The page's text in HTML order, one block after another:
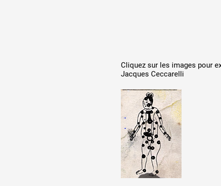
Crédits
Actions
Documentation
Visites d'ateliers
Cliquez sur les images pour
Jacques Ceccarelli